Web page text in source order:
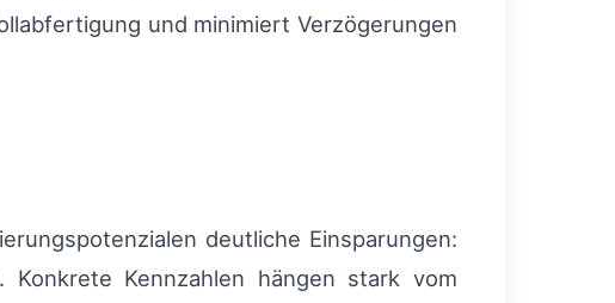
und minimiert Verzögerungen
deutliche Einsparungen:
Kennzahlen hängen stark vom